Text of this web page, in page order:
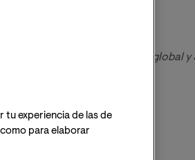
TIC, presupuesto TIC, PMO global y
tu experiencia de las de
para elaborar